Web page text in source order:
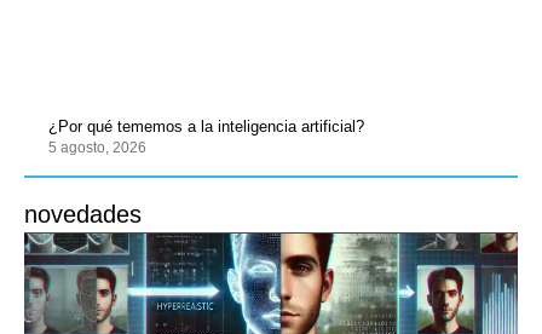
¿Por qué tememos a la inteligencia artificial?
5 agosto, 2026
novedades